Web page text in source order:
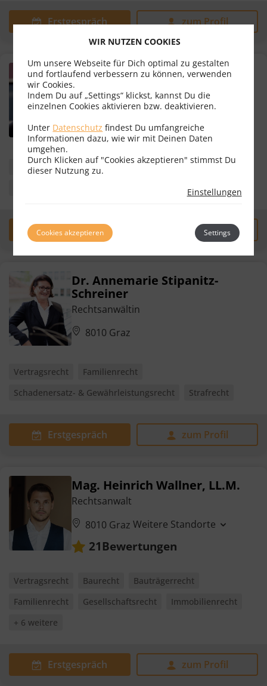
Erstgespräch zum Profil
Mag. Michael Müller-Mezin
Rechtsanwalt
8010 Graz
30Bewertungen
Vertragsrecht Erbrecht
Familienrecht
+ 1 weitere
Erstgespräch zum Profil
Dr. Annemarie Stipanitz-
Schreiner
Rechtsanwältin
8010 Graz
Vertragsrecht
Familienrecht
Schadenersatz- & Gewährleistungsrecht
Strafrecht
Erstgespräch zum Profil
Mag. Heinrich Wallner, LL.M.
Rechtsanwalt
8010 Graz Weitere Standorte
21Bewertungen
Vertragsrecht Baurecht
Bauträgerrecht
Familienrecht
Gesellschaftsrecht
Immobilienrecht
+ 6 weitere
Erstgespräch zum Profil
WIR NUTZEN COOKIES
Um unsere Webseite für Dich optimal zu gestalten
und fortlaufend verbessern zu können, verwenden
wir Cookies.
Indem Du auf „Settings“ klickst, kannst Du die
einzelnen Cookies aktivieren bzw. deaktivieren.
Unter Datenschutz findest Du umfangreiche
Informationen dazu, wie wir mit Deinen Daten
umgehen.
Durch Klicken auf "Cookies akzeptieren" stimmst Du
dieser Nutzung zu.
Einstellungen
Cookies akzeptieren Settings